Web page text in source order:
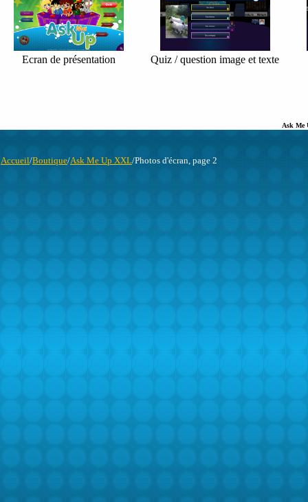
Ecran de présentation Quiz / question image et texte
Ask Me
Accueil/Boutique/Ask Me Up XXL/Photos d'écran, page 2